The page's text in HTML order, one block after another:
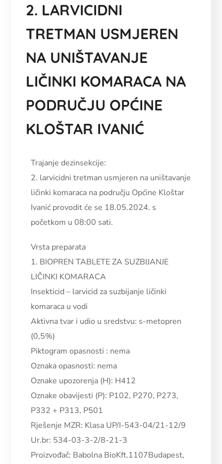
2. LARVICIDNI
TRETMAN USMJEREN
NA UNIŠTAVANJE
LIČINKI KOMARACA NA
PODRUČJU OPĆINE
KLOŠTAR IVANIĆ
Trajanje dezinsekcije:
2. larvicidni tretman usmjeren na uništavanje
ličinki komaraca na području Općine Kloštar
Ivanić provodit će se 18.05.2024. s
početkom u 08:00 sati.
Vrsta preparata
1. BIOPREN TABLETE ZA SUZBIJANJE
LIČINKI KOMARACA
Insekticid – larvicid za suzbijanje ličinki
komaraca u vodi
Aktivna tvar i udio u sredstvu: s-metopren
(0,5%)
Piktogram opasnosti : nema
Oznaka opasnosti: nema
Oznake upozorenja (H): H412
Oznake obavijesti (P): P102, P270, P273,
P332 + P313, P501
Rješenje MZR: Klasa UP/I-543-04/21-12/9
Ur.br: 534-03-3-2/8-21-3
Proizvođač: Babolna BioKft.1107Budapest,